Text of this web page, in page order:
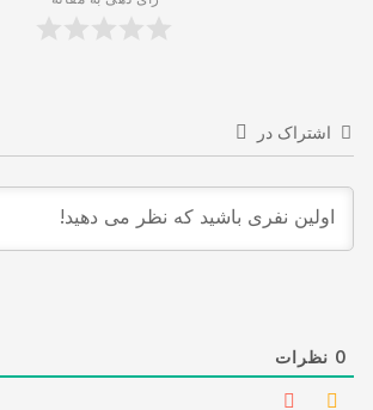
اشتراک در
0نظرات